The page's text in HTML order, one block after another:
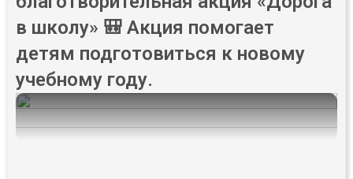
в школу» 🎒 Акция помогает
детям подготовиться к новому
учебному году.